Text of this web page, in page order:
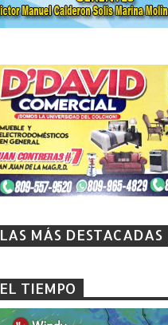
LAS MÁS DESTACADAS
EL TIEMPO